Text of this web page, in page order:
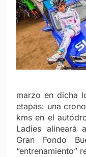
marzo en dicha
etapas: una
kms en el
Ladies alineará
Gran Fondo
“entrenamiento”